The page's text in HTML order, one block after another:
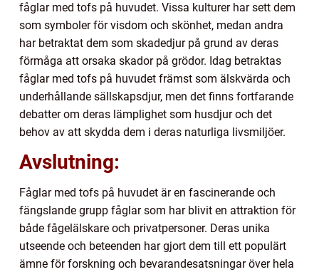
fåglar med tofs på huvudet. Vissa kulturer har sett dem
som symboler för visdom och skönhet, medan andra
har betraktat dem som skadedjur på grund av deras
förmåga att orsaka skador på grödor. Idag betraktas
fåglar med tofs på huvudet främst som älskvärda och
underhållande sällskapsdjur, men det finns fortfarande
debatter om deras lämplighet som husdjur och det
behov av att skydda dem i deras naturliga livsmiljöer.
Avslutning:
Fåglar med tofs på huvudet är en fascinerande och
fängslande grupp fåglar som har blivit en attraktion för
både fågelälskare och privatpersoner. Deras unika
utseende och beteenden har gjort dem till ett populärt
ämne för forskning och bevarandesatsningar över hela